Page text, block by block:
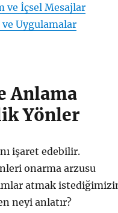
ve İçsel Mesajlar
ve Uygulamalar
Anlama
Yönler
işaret edebilir.
onarma arzusu
atmak
neyi anlatır?